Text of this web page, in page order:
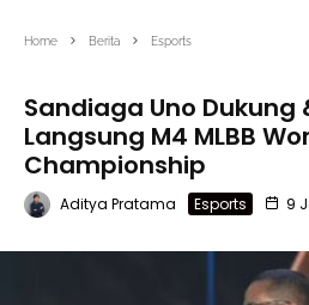
Home Berita Esports
Sandiaga Uno Dukung
Langsung M4 MLBB
Championship
Aditya Pratama Esports 9